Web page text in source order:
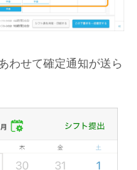
わせて確定通知が送ら